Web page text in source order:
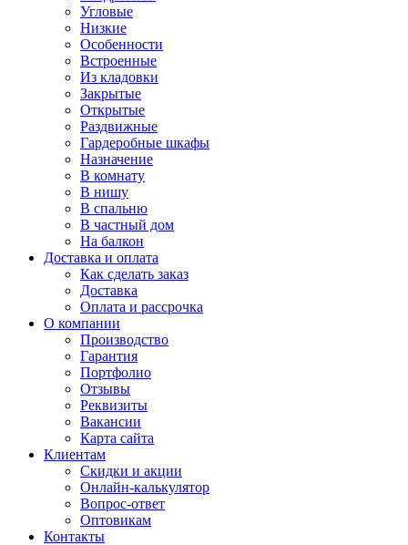
Угловые
Низкие
Особенности
Встроенные
Из кладовки
Закрытые
Открытые
Раздвижные
Гардеробные шкафы
Назначение
В комнату
В нишу
В спальню
В частный дом
На балкон
Доставка и оплата
Как сделать заказ
Доставка
Оплата и рассрочка
О компании
Производство
Гарантия
Портфолио
Отзывы
Реквизиты
Вакансии
Карта сайта
Клиентам
Скидки и акции
Онлайн-калькулятор
Вопрос-ответ
Оптовикам
Контакты